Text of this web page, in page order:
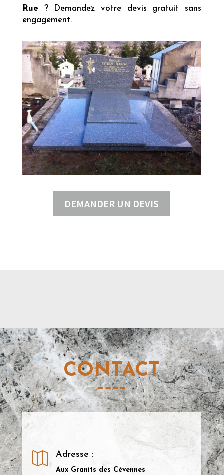
Rue? Demandez votre devis gratuit sans
engagement.
DEMANDER UN DEVIS
CONTACT
 Adresse :
Aux Granits des Cévennes